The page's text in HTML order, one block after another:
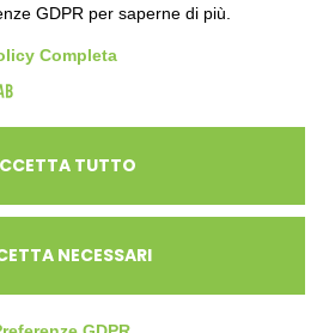
L’Ovile Cooperativa Sociale
mutualità prevalente n.A114164
GDPR per saperne di più.
Completa
TUTTO
NECESSARI